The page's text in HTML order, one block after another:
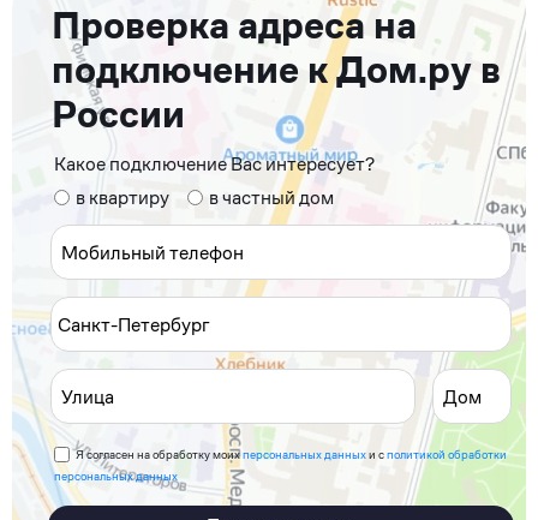
Проверка адреса на
подключение к Дом.ру в
России
Какое подключение Вас интересует?
в квартиру
в частный дом
Я согласен на обработку моихперсональных данныхи сполитикой обработки
персональных данных